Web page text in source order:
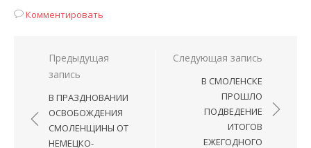
Комментировать
Навигация
записям
Предыдущая
запись
В ПРАЗДНОВАНИИ
ОСВОБОЖДЕНИЯ
СМОЛЕНЩИНЫ ОТ
НЕМЕЦКО-
Следующая запись
В СМОЛЕНСКЕ
ПРОШЛО
ПОДВЕДЕНИЕ
ИТОГОВ
ЕЖЕГОДНОГО